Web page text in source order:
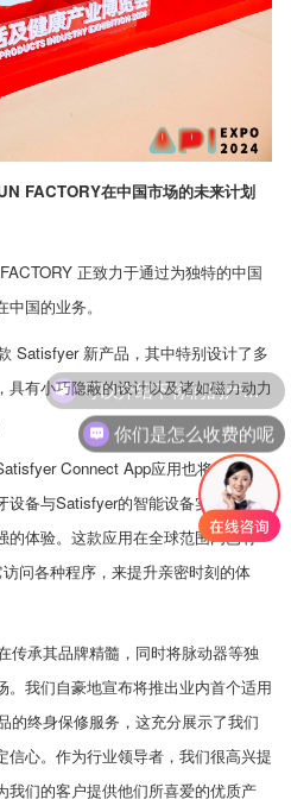
FACTORY在中国市场的未来计划
正致力于通过为独特的中国
国的业务。
Satisfyer 新产品，其中特别设计了多
有小巧隐蔽的设计以及诸如磁力动力
Connect App应用也将很快对
设备与Satisfyer的智能设备实现无缝连
的体验。这款应用在全球范围内已有
问各种程序，来提升亲密时刻的体
传承其品牌精髓，同时将脉动器等独
我们自豪地宣布将推出业内首个适用
的终身保修服务，这充分展示了我们
心。作为行业领导者，我们很高兴提
我们的客户提供他们所喜爱的优质产
你们是怎么收费的呢